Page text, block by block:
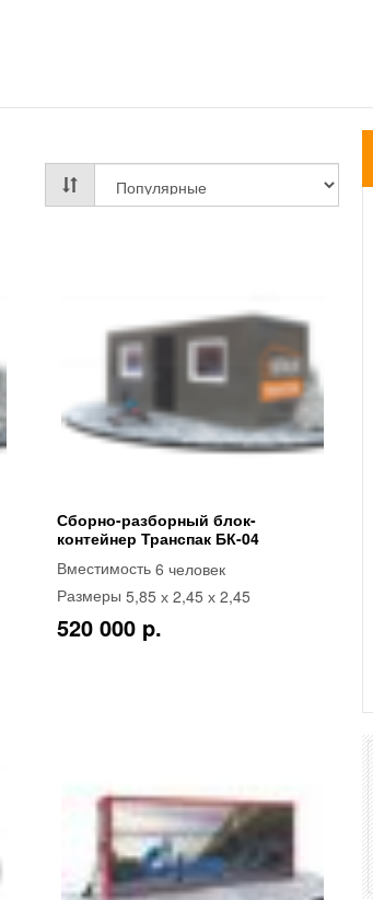
Сборно-разборный блок-
контейнер Транспак БК-04
Вместимость 6 человек
Размеры 5,85 х 2,45 х 2,45
520 000 p.